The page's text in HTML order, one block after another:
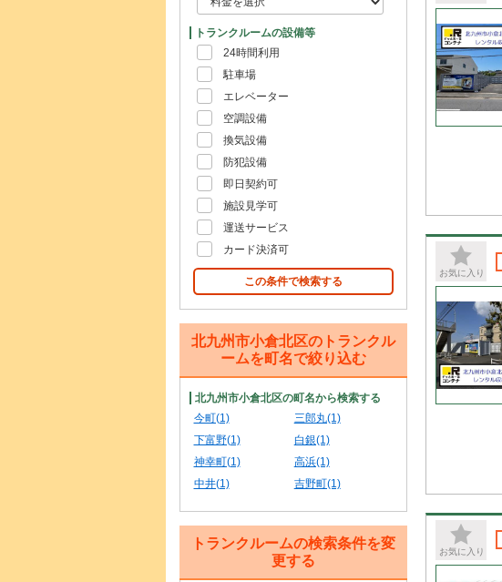
お気に入り
お気に入り
トランクルームの設備等
24時間利用
駐車場
エレベーター
空調設備
換気設備
防犯設備
即日契約可
施設見学可
運送サービス
カード決済可
この条件で検索する
北九州市小倉北区のトランクル
ームを町名で絞り込む
北九州市小倉北区の町名から検索する
今町(1)
三郎丸(1)
下富野(1)
白銀(1)
神幸町(1)
高浜(1)
中井(1)
吉野町(1)
トランクルームの検索条件を変
更する